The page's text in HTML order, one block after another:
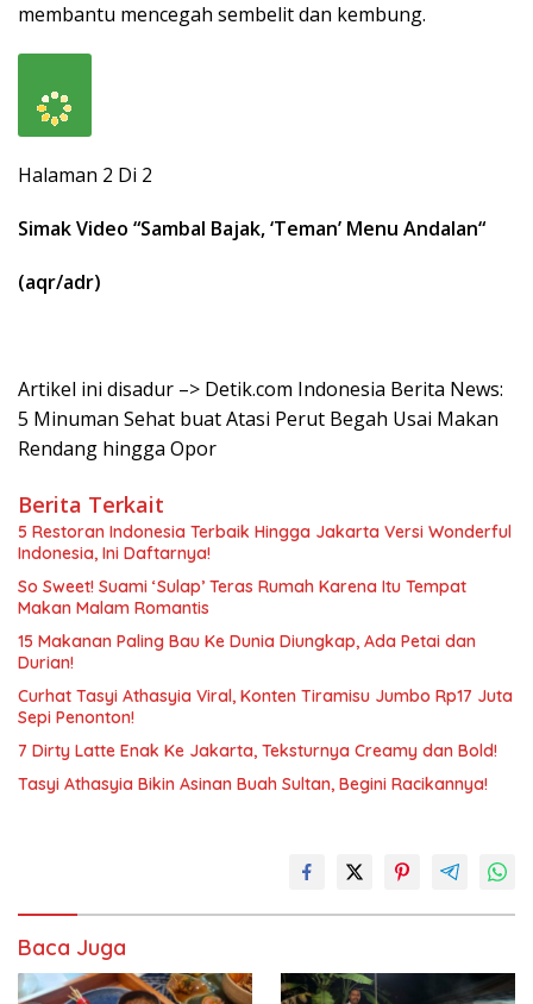
membantu mencegah sembelit dan kembung.
Halaman 2 Di 2
Simak Video “Sambal Bajak, ‘Teman’ Menu Andalan“
(aqr/adr)
Artikel ini disadur –> Detik.com Indonesia Berita News:
5 Minuman Sehat buat Atasi Perut Begah Usai Makan
Rendang hingga Opor
Berita Terkait
5 Restoran Indonesia Terbaik Hingga Jakarta Versi Wonderful
Indonesia, Ini Daftarnya!
So Sweet! Suami ‘Sulap’ Teras Rumah Karena Itu Tempat
Makan Malam Romantis
15 Makanan Paling Bau Ke Dunia Diungkap, Ada Petai dan
Durian!
Curhat Tasyi Athasyia Viral, Konten Tiramisu Jumbo Rp17 Juta
Sepi Penonton!
7 Dirty Latte Enak Ke Jakarta, Teksturnya Creamy dan Bold!
Tasyi Athasyia Bikin Asinan Buah Sultan, Begini Racikannya!
Baca Juga